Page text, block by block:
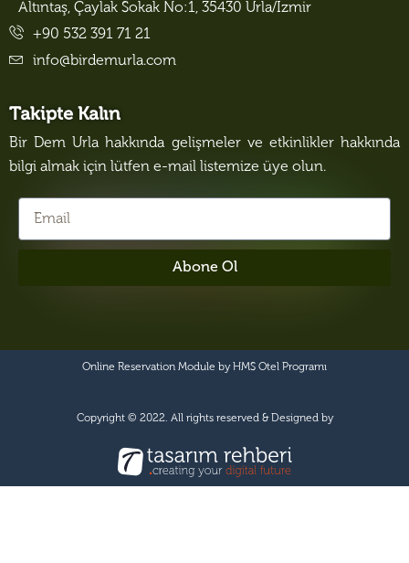
Altıntaş, Çaylak Sokak No:1, 35430 Urla/İzmir
+90 532 391 71 21
info@birdemurla.com
Takipte Kalın
Bir Dem Urla hakkında gelişmeler ve etkinlikler hakkında
bilgi almak için lütfen e-mail listemize üye olun.
Abone Ol
Online Reservation Module by HMS Otel Programı
Copyright © 2022. All rights reserved & Designed by